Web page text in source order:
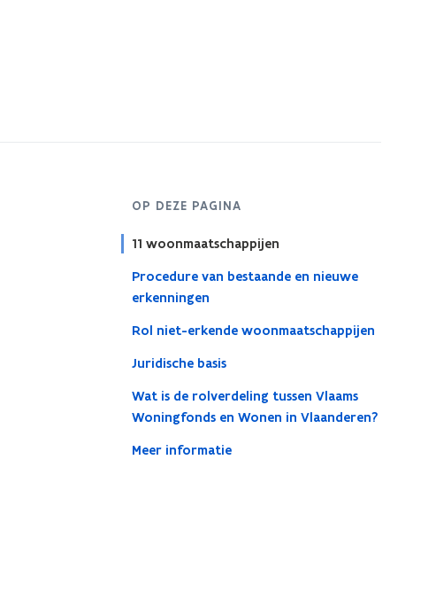
OP DEZE PAGINA
11 woonmaatschappijen
Procedure van bestaande en nieuwe
erkenningen
Rol niet-erkende woonmaatschappijen
Juridische basis
Wat is de rolverdeling tussen Vlaams
Woningfonds en Wonen in Vlaanderen?
Meer informatie